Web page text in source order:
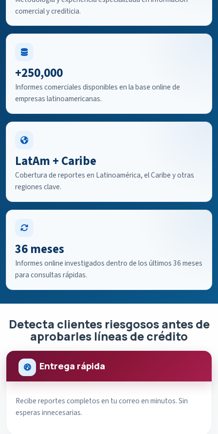
comercial y crediticia.
+250,000
Informes comerciales disponibles en la base online de
empresas latinoamericanas.
LatAm + Caribe
Cobertura de reportes en Latinoamérica, el Caribe y otras
regiones clave.
36 meses
Informes online investigados dentro de los últimos 36 meses
para consultas rápidas.
Detecta clientes riesgosos antes de
aprobarles líneas de crédito
Entrega rápida
Recibe reportes completos en tu correo en minutos. Sin
esperas innecesarias.